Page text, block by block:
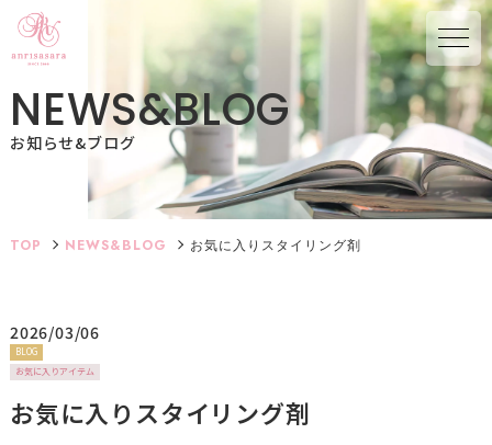
NEWS&BLOG
お知らせ&ブログ
TOP NEWS&BLOG お気に入りスタイリング剤
2026/03/06
BLOG
お気に入りアイテム
お気に入りスタイリング剤